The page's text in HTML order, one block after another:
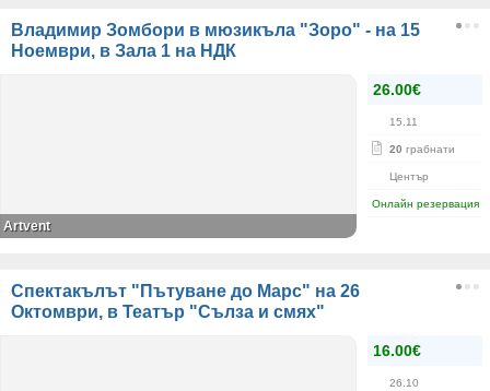
Владимир Зомбори в мюзикъла "Зоро" - на 15
Ноември, в Зала 1 на НДК
26.00€
15.11
20 грабнати
Център
Онлайн резервация
Artvent
Спектакълът "Пътуване до Марс" на 26
Октомври, в Театър "Сълза и смях"
16.00€
26.10